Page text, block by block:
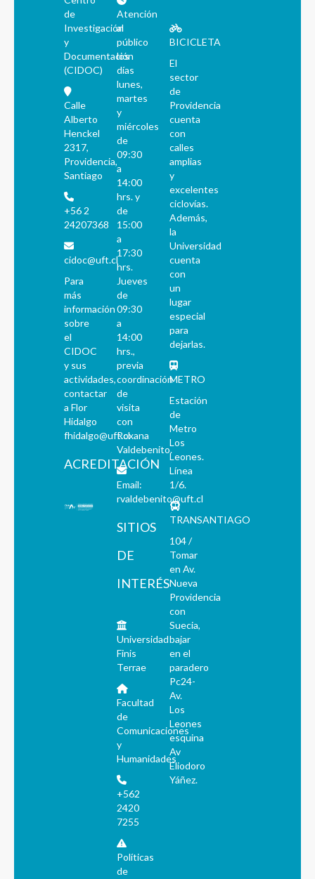
de
Investigación
y
Documentación
(CIDOC)
Calle
Alberto
Henckel
2317,
Providencia,
Santiago
+56 2
24207368
cidoc@uft.cl
Para
más
información
sobre
el
CIDOC
y sus
actividades,
contactar
a Flor
Hidalgo
fhidalgo@uft.cl
ACREDITACIÓN
Atención
al
público
los
días
lunes,
martes
y
miércoles
de
09:30
a
14:00
hrs. y
de
15:00
a
17:30
hrs.
Jueves
de
09:30
a
14:00
hrs.,
previa
coordinación
de
visita
con
Roxana
Valdebenito.
Email:
rvaldebenito@uft.cl
SITIOS
DE
INTERÉS
Universidad
Finis
Terrae
Facultad
de
Comunicaciones
y
Humanidades
+562
2420
7255
Políticas
de
BICICLETA
El
sector
de
Providencia
cuenta
con
calles
amplias
y
excelentes
ciclovías.
Además,
la
Universidad
cuenta
con
un
lugar
especial
para
dejarlas.
METRO
Estación
de
Metro
Los
Leones.
Línea
1/6.
TRANSANTIAGO
104 /
Tomar
en Av.
Nueva
Providencia
con
Suecia,
bajar
en el
paradero
Pc24-
Av.
Los
Leones
esquina
Av
Eliodoro
Yáñez.